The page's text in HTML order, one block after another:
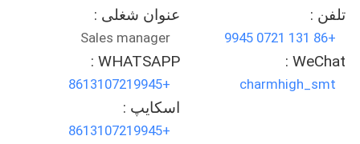
عنوان شغلی :
Sales manager
تلفن :
+86 131 0721 9945
WHATSAPP :
+8613107219945
WeChat :
charmhigh_smt
اسکایپ :
+8613107219945